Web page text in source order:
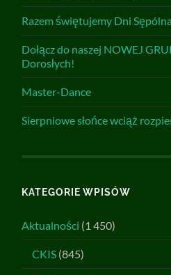
Razem świętujemy Dni
Dołącz do naszej NOWEJ
Dorosłych!
Master-Dance
Sierpniowe słońce wciąż
KATEGORIE WPISÓW
Aktualności (1 450)
CKIS (845)